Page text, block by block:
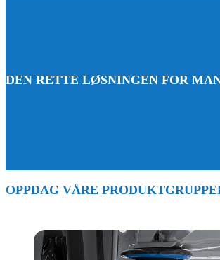
DEN RETTE LØSNINGEN FOR
OPPDAG VÅRE